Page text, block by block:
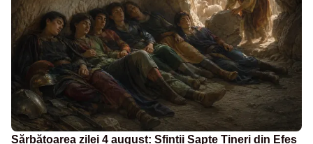
Sărbătoarea zilei 4 august: Sfinții Șapte Tineri din Efes